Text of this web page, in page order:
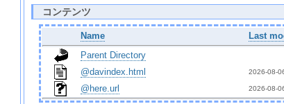
コンテンツ
Name Last
Parent Directory
@davindex.html 2026-08-
@here.url 2026-08-